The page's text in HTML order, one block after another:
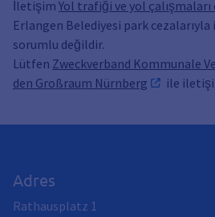
İletişim Yol trafiği ve yol çalışmaları
Erlangen Belediyesi park
sorumlu değildir.
Lütfen Zweckverband Kommunale
den Großraum Nürnberg
ile
Adres
Rathausplatz 1